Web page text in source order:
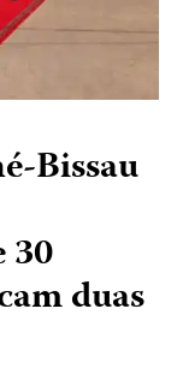
Bissau
30
duas